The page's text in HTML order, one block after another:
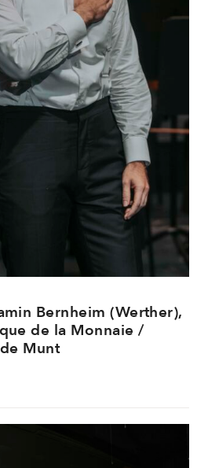
Bernheim (Werther),
de la Monnaie /
Munt